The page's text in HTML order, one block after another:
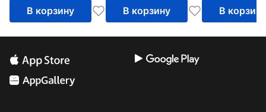
В корзину В корзину В корзину